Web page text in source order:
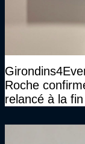
Roche
relancé à la